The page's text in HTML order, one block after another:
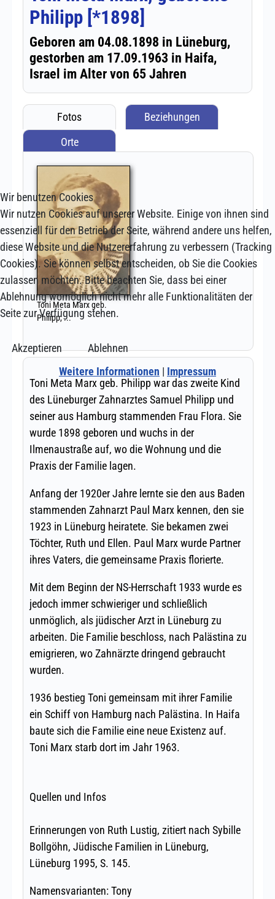
Wir benutzen Cookies
Wir nutzen Cookies auf unserer Website. Einige von ihnen sind
essenziell für den Betrieb der Seite, während andere uns helfen,
diese Website und die Nutzererfahrung zu verbessern (Tracking
Cookies). Sie können selbst entscheiden, ob Sie die Cookies
zulassen möchten. Bitte beachten Sie, dass bei einer
Ablehnung womöglich nicht mehr alle Funktionalitäten der
Seite zur Verfügung stehen.
Akzeptieren
Ablehnen
Weitere Informationen | Impressum